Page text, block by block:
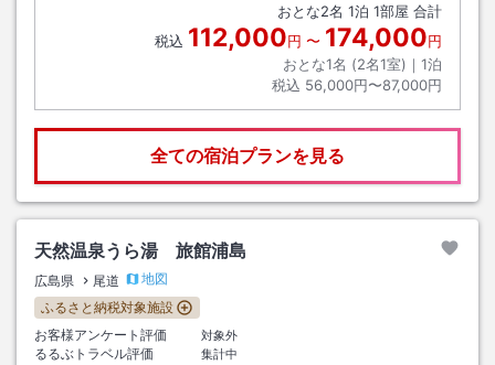
おとな2名 1泊 1部屋 合計
税込 112,000円 〜 174,000円
おとな1名 (2名1室)｜ 1泊
税込 56,000円〜87,000円
全ての宿泊プランを見る
天然温泉うら湯 旅館浦島
広島県 尾道
地図
ふるさと納税対象施設
お客様アンケート評価
対象外
るるぶトラベル評価
集計中